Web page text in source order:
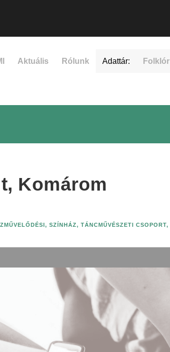
Aktuális Rólunk Adattár: Folklór
Komárom
, SZÍNHÁZ, TÁNCMŰVÉSZETI CSOPORT,